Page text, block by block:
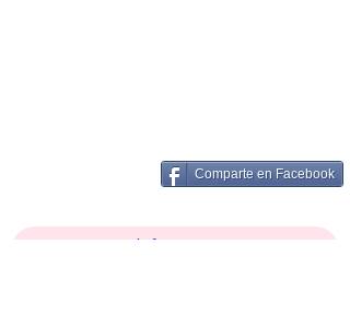
Comparte en Facebook